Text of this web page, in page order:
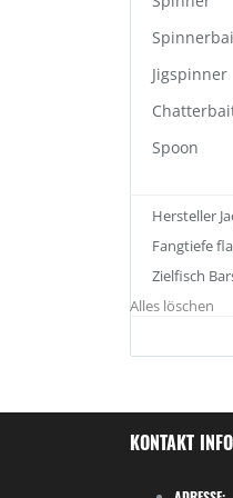
Jigspinner
Spoon
Hersteller
Fangtiefe
Zielfisch
Alles löschen
KONTAKT